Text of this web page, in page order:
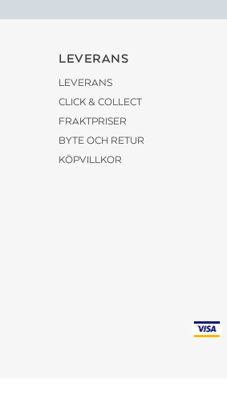
LEVERANS
LEVERANS
CLICK & COLLECT
FRAKTPRISER
BYTE OCH RETUR
KÖPVILLKOR